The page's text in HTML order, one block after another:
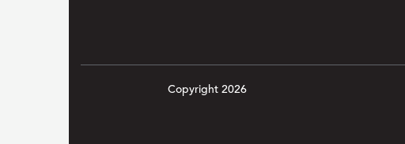
Copyright 2026